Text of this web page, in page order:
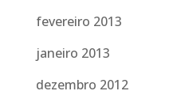
fevereiro 2013
janeiro 2013
dezembro 2012